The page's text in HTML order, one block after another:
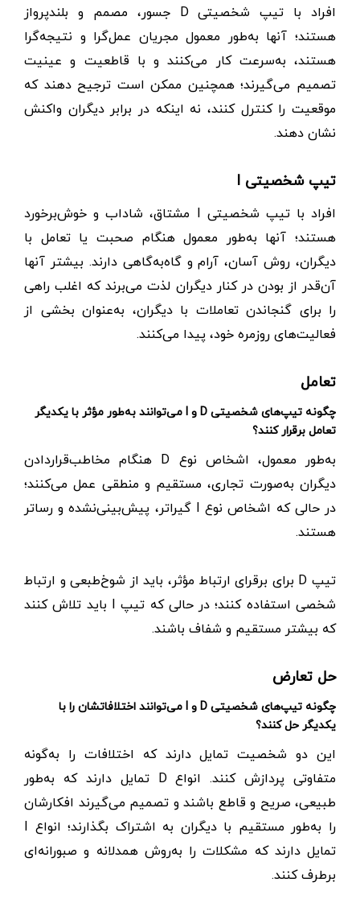
افراد با تیپ شخصیتی D جسور، مصمم و بلندپرواز
هستند؛ آنها به‌طور معمول مجریان عمل‌گرا و نتیجه‌گرا
هستند، به‌سرعت کار می‌کنند و با قاطعیت و عینیت
تصمیم می‌گیرند؛ همچنین ممکن است ترجیح دهند که
موقعیت را کنترل کنند، نه اینکه در برابر دیگران واکنش
نشان دهند.
تیپ شخصیتی I
افراد با تیپ شخصیتی I مشتاق، شاداب و خوش‌برخورد
هستند؛ آنها به‌طور معمول هنگام صحبت یا تعامل با
دیگران، روش آسان، آرام و گاه‌به‌گاهی دارند. بیشتر آنها
آن‌قدر از بودن در کنار دیگران لذت می‌برند که اغلب راهی
را برای گنجاندن تعاملات با دیگران، به‌عنوان بخشی از
فعالیت‌های روزمره خود، پیدا می‌کنند.
تعامل
چگونه تیپ‌های شخصیتی D و I می‌توانند به‌طور مؤثر با یکدیگر
تعامل برقرار کنند؟
به‌طور معمول، اشخاص نوع D هنگام مخاطب‌قراردادن
دیگران به‌صورت تجاری، مستقیم و منطقی عمل می‌کنند؛
در حالی که اشخاص نوع I گیراتر، پیش‌بینی‌نشده و رساتر
هستند.
تیپ D برای برقرای ارتباط مؤثر، باید از شوخ‌طبعی و ارتباط
شخصی استفاده کنند؛ در حالی که تیپ I باید تلاش کنند
که بیشتر مستقیم‌ و شفاف باشند.
حل تعارض
چگونه تیپ‌های شخصیتی D و I می‌توانند اختلافاتشان را با
یکدیگر حل کنند؟
این دو شخصیت تمایل دارند که اختلافات را به‌گونه
متفاوتی پردازش کنند. انواع D تمایل دارند که به‌طور
طبیعی، صریح و قاطع باشند و تصمیم می‌گیرند افکارشان
را به‌طور مستقیم با دیگران به اشتراک بگذارند؛ انواع I
تمایل دارند که مشکلات را به‌روش همدلانه و صبورانه‌ای
برطرف کنند.